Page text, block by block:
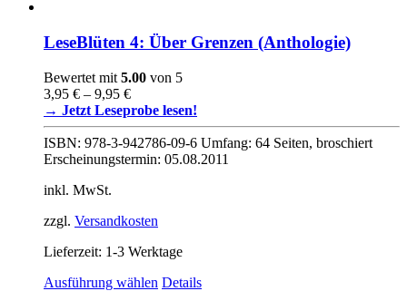
mehrere
Varianten
auf.
Die
Optionen
können
auf
der
Produktseite
LeseBlüten 4: Über Grenzen (Anthologie)
Bewertet mit 5.00 von 5
3,95 € – 9,95 €
→ Jetzt Leseprobe lesen!
ISBN: 978-3-942786-09-6 Umfang: 64 Seiten, broschiert
Erscheinungstermin: 05.08.2011
inkl. MwSt.
zzgl. Versandkosten
Lieferzeit: 1-3 Werktage
Ausführung wählen Dieses
Details